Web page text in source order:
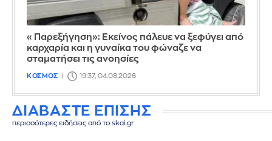
«Παρεξήγηση»: Εκείνος πάλευε να ξεφύγει από
καρχαρία και η γυναίκα του φώναζε να
σταματήσει τις ανοησίες
ΚΟΣΜΟΣ 19:37, 04.08.2026
ΔΙΑΒΑΣΤΕ ΕΠΙΣΗΣ
περισσότερες ειδήσεις από το skai.gr